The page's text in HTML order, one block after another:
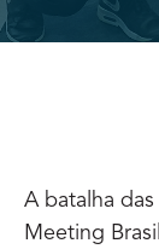
A batalha
Meeting